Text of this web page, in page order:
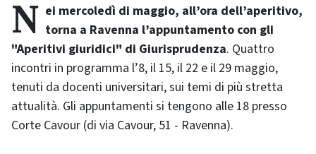
Nei mercoledì di maggio, all’ora dell’aperitivo, torna a Ravenna l’appuntamento con gli
"Aperitivi giuridici" di Giurisprudenza. Quattro
incontri in programma l’8, il 15, il 22 e il 29 maggio,
tenuti da docenti universitari, sui temi di più stretta
attualità. Gli appuntamenti si tengono alle 18 presso
Corte Cavour (di via Cavour, 51 - Ravenna).